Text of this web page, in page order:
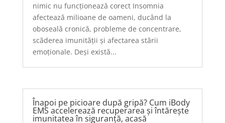
nimic nu funcționează corect Insomnia
afectează milioane de oameni, ducând la
oboseală cronică, probleme de concentrare,
scăderea imunității și afectarea stării
emoționale. Deși există...
Înapoi pe picioare după gripă? Cum iBody
EMS accelerează recuperarea și întărește
imunitatea în siguranță, acasă